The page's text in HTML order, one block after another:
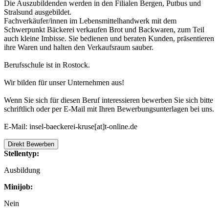
Die Auszubildenden werden in den Filialen Bergen, Putbus und
Stralsund ausgebildet.
Fachverkäufer/innen im Lebensmittelhandwerk mit dem
Schwerpunkt Bäckerei verkaufen Brot und Backwaren, zum Teil
auch kleine Imbisse. Sie bedienen und beraten Kunden, präsentieren
ihre Waren und halten den Verkaufsraum sauber.
Berufsschule ist in Rostock.
Wir bilden für unser Unternehmen aus!
Wenn Sie sich für diesen Beruf interessieren bewerben Sie sich bitte
schriftlich oder per E-Mail mit Ihren Bewerbungsunterlagen bei uns.
E-Mail: insel-baeckerei-kruse[at]t-online.de
Direkt Bewerben
Stellentyp:
Ausbildung
Minijob:
Nein